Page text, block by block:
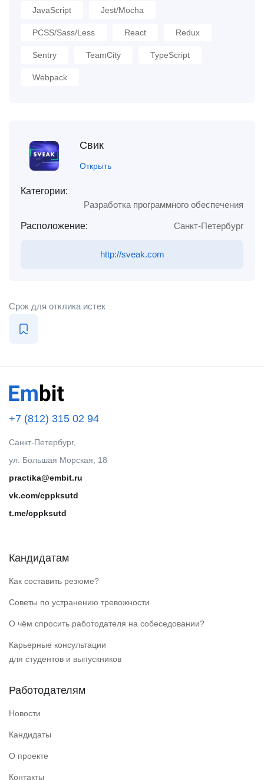
JavaScript Jest/Mocha
PCSS/Sass/Less React Redux
Sentry TeamCity TypeScript
Webpack
Свик
Открыть
Категории:
Разработка программного обеспечения
Расположение: Санкт-Петербург
http://sveak.com
Срок для отклика истек
+7 (812) 315 02 94
Санкт-Петербург,
ул. Большая Морская, 18
practika@embit.ru
vk.com/cppksutd
t.me/cppksutd
Кандидатам
Как составить резюме?
Советы по устранению тревожности
О чём спросить работодателя на собеседовании?
Карьерные консультации
для студентов и выпускников
Работодателям
Новости
Кандидаты
О проекте
Контакты